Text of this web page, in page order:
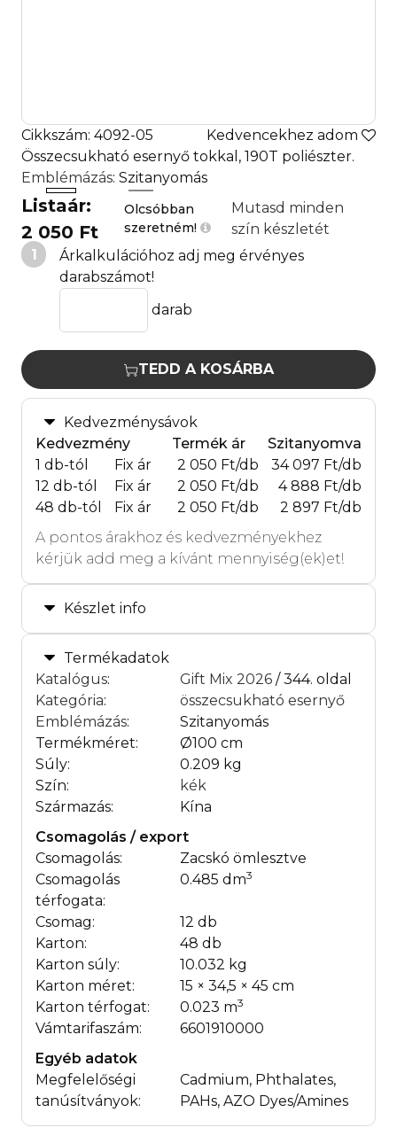
Cikkszám: 4092-05
Kedvencekhez adom
Összecsukható esernyő tokkal, 190T poliészter.
Emblémázás: Szitanyomás
Listaár:
2 050 Ft
Olcsóbban
szeretném!
Mutasd minden
szín készletét
1
Árkalkulációhoz adj meg érvényes
darabszámot!
darab
TEDD A KOSÁRBA
Kedvezménysávok
Kedvezmény
Termék ár
Szitanyomva
1 db-tól
Fix ár 2 050 Ft/db
34 097 Ft/db
12 db-tól
Fix ár 2 050 Ft/db
4 888 Ft/db
48 db-tól
Fix ár 2 050 Ft/db
2 897 Ft/db
A pontos árakhoz és kedvezményekhez
kérjük add meg a kívánt mennyiség(ek)et!
Készlet info
Termékadatok
Katalógus: Gift Mix 2026 / 344. oldal
Kategória:
összecsukható esernyő
Emblémázás:
Szitanyomás
Termékméret:
Ø100 cm
Súly:
0.209 kg
Szín:
kék
Származás:
Kína
Csomagolás / export
Csomagolás:
Zacskó ömlesztve
Csomagolás
térfogata:
0.485 dm3
Csomag:
12 db
Karton:
48 db
Karton súly:
10.032 kg
Karton méret:
15 × 34,5 × 45 cm
Karton térfogat:
0.023 m3
Vámtarifaszám:
6601910000
Egyéb adatok
Megfelelőségi
tanúsítványok:
Cadmium, Phthalates,
PAHs, AZO Dyes/Amines